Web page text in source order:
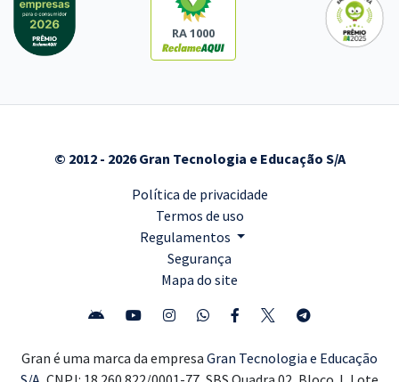
RA 1000
© 2012 - 2026 Gran Tecnologia e Educação S/A
Política de privacidade
Termos de uso
Regulamentos
Segurança
Mapa do site
Gran é uma marca da empresa Gran Tecnologia e Educação